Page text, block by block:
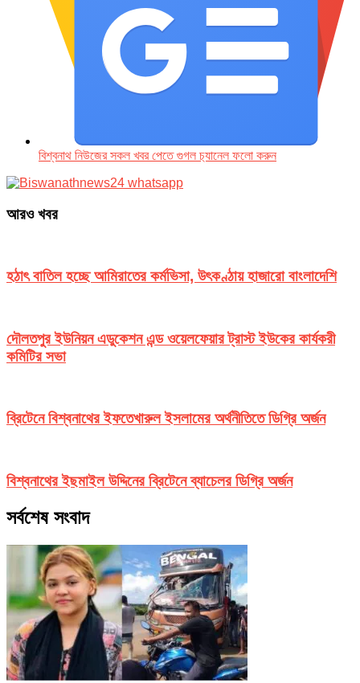
বিশ্বনাথ নিউজের সকল খবর পেতে গুগল চ‌্যানেল ফলো করুন
আরও খবর
হঠাৎ বাতিল হচ্ছে আমিরাতের কর্মভিসা, উৎকণ্ঠায় হাজারো বাংলাদেশি
দৌলতপুর ইউনিয়ন এডুকেশন এন্ড ওয়েলফেয়ার ট্রাস্ট ইউকের কার্যকরী
কমিটির সভা
ব্রিটেনে বিশ্বনাথের ইফতেখারুল ইসলামের অর্থনীতিতে ডিগ্রি অর্জন
বিশ্বনাথের ইছমাইল উদ্দিনের ব্রিটেনে ব্যাচেলর ডিগ্রি অর্জন
সর্বশেষ সংবাদ